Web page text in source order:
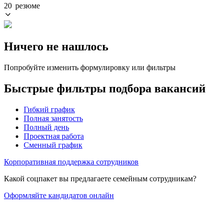
20 резюме
Ничего не нашлось
Попробуйте изменить формулировку или фильтры
Быстрые фильтры подбора вакансий
Гибкий график
Полная занятость
Полный день
Проектная работа
Сменный график
Корпоративная поддержка сотрудников
Какой соцпакет вы предлагаете семейным сотрудникам?
Оформляйте кандидатов онлайн